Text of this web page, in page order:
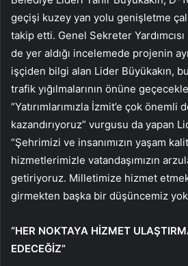
geçişi kuzey yan yolu genişletme
takip etti. Genel Sekreter
de yer aldığı incelemede projenin
işçiden bilgi alan Lider Büyükakın,
trafik yığılmalarının önüne
“Yatırımlarımızla İzmit’e çok
kazandırıyoruz” vurgusu da yapan
“Şehrimizi ve insanımızın yaşam
hizmetlerimizle vatandaşımızın
getiriyoruz. Milletimize hizmet
girmekten başka bir düşüncemiz
“HER NOKTAYA HİZMET
EDECEĞİZ”